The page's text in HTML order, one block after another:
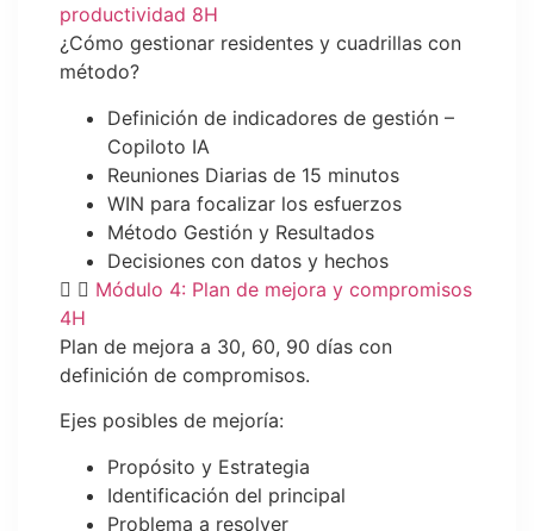
productividad 8H
¿Cómo gestionar residentes y cuadrillas con
método?
Definición de indicadores de gestión –
Copiloto IA
Reuniones Diarias de 15 minutos
WIN para focalizar los esfuerzos
Método Gestión y Resultados
Decisiones con datos y hechos
Módulo 4: Plan de mejora y compromisos
4H
Plan de mejora a 30, 60, 90 días con
definición de compromisos.
Ejes posibles de mejoría:
Propósito y Estrategia
Identificación del principal
Problema a resolver